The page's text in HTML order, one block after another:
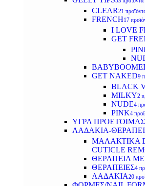
CLEAR21
FRENCH17
I LOVE
GET
GET NAKED9
BLACK
MILKY2
NUDE4
PINK4
ΥΓΡΑ
ΛΑΔΑΚΙΑ-
ΜΑΛΑΚΤΙΚΑ
CUTICLE
ΘΕΡΑΠΕΙΑ
ΘΕΡΑΠΕΙΕΣ4
ΛΑΔΑΚΙΑ20